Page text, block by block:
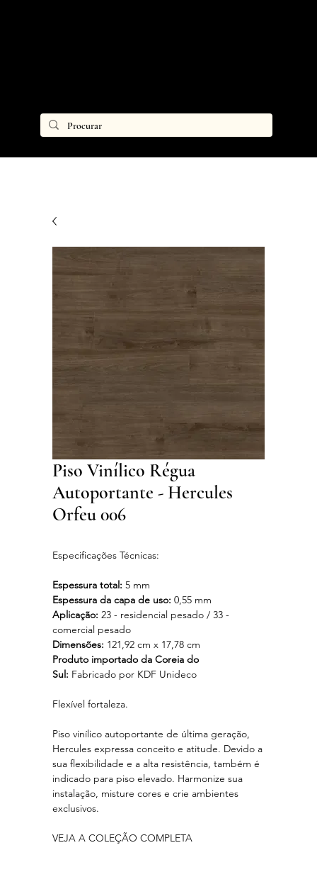
Piso Vinílico Régua
Autoportante - Hercules
Orfeu 006
Especificações Técnicas:
Espessura total: 5 mm
Espessura da capa de uso: 0,55 mm
Aplicação: 23 - residencial pesado / 33 -
comercial pesado
Dimensões: 121,92 cm x 17,78 cm
Produto importado da Coreia do
Sul: Fabricado por KDF Unideco
Flexível fortaleza.
Piso vinílico autoportante de última geração,
Hercules expressa conceito e atitude. Devido a
sua flexibilidade e a alta resistência, também é
indicado para piso elevado. Harmonize sua
instalação, misture cores e crie ambientes
exclusivos.
VEJA A COLEÇÃO COMPLETA